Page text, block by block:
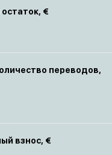
€
переводов,
взнос, €